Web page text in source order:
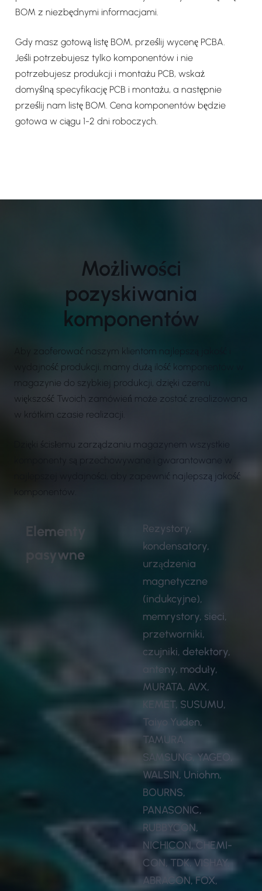
BOM z niezbędnymi informacjami.
Gdy masz gotową listę BOM, prześlij wycenę PCBA.
Jeśli potrzebujesz tylko komponentów i nie
potrzebujesz produkcji i montażu PCB, wskaż
domyślną specyfikację PCB i montażu, a następnie
prześlij nam listę BOM. Cena komponentów będzie
gotowa w ciągu 1-2 dni roboczych.
Możliwości
pozyskiwania
komponentów
Aby zaoferować naszym klientom najlepszą jakość i
wydajność produkcji, mamy dużą ilość komponentów w
magazynie do szybkiej produkcji, dzięki czemu
większość Twoich zamówień może zostać zrealizowana
w krótkim czasie realizacji.
Dzięki ścisłemu zarządzaniu magazynem wszystkie
komponenty są przechowywane i gwarantowane w
najlepszej wydajności, aby zapewnić najlepszą jakość
Elementy
pasywne
Rezystory,
kondensatory,
urządzenia
magnetyczne
(indukcyjne),
memrystory, sieci,
przetworniki,
czujniki, detektory,
anteny, moduły,
MURATA, AVX,
KEMET, SUSUMU,
Taiyo Yuden,
TAMURA,
SAMSUNG, YAGEO,
WALSIN, Uniohm,
BOURNS,
PANASONIC,
RUBBYCON,
NICHICON, CHEMI-
CON, TDK, VISHAY,
ABRACON, FOX,